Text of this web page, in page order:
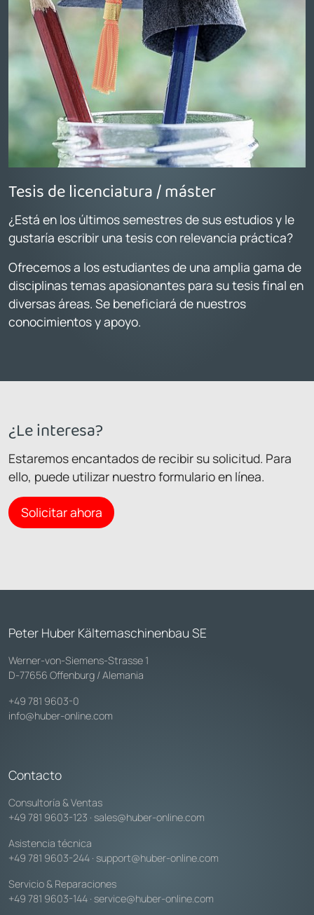
Tesis de licenciatura / máster
¿Está en los últimos semestres de sus estudios y le
gustaría escribir una tesis con relevancia práctica?
Ofrecemos a los estudiantes de una amplia gama de
disciplinas temas apasionantes para su tesis final en
diversas áreas. Se beneficiará de nuestros
conocimientos y apoyo.
¿Le interesa?
Estaremos encantados de recibir su solicitud. Para
ello, puede utilizar nuestro formulario en línea.
Solicitar ahora
Peter Huber Kältemaschinenbau SE
Werner-von-Siemens-Strasse 1
D-77656 Offenburg / Alemania
+49 781 9603-0
info@huber-online.com
Contacto
Consultoría & Ventas
+49 781 9603-123 · sales@huber-online.com
Asistencia técnica
+49 781 9603-244 · support@huber-online.com
Servicio & Reparaciones
+49 781 9603-144 · service@huber-online.com